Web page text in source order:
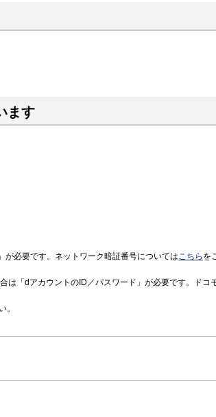
ます
が必要です。ネットワーク暗証番号についてはこちら を
は「dアカウントのID／パスワード」が必要です。ドコ
。